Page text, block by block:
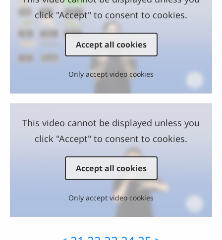
click "Accept" to consent to cookies.
Accept all cookies
Only accept video cookies
This video cannot be displayed unless you
click "Accept" to consent to cookies.
Accept all cookies
Only accept video cookies